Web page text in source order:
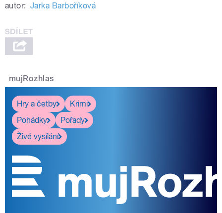
autor: Jarka Barboříková
mujRozhlas
Hry a četby
Krimi
Pohádky
Pořady
Živé vysílání